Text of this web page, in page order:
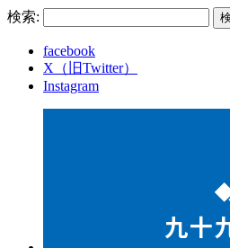
検索:
facebook
X（旧Twitter）
Instagram